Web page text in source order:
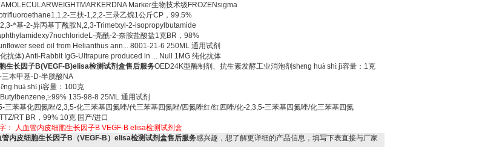
Marker生物技术级 FROZENsigma
三扶-1,2,2-三录乙烷1公斤CP ， 99.5%
*基-2-异丙基丁酰胺N,2,3-Trimetxyl-2-isopropylbutamide
亮酰-2-奈胺盐酸盐1克BR ， 98%
seed oil from Helianthus ann... 8001-21-6 250ML 通用试剂
抗体) Anti-Rabbit IgG-Ultrapure produced in ... Null 1MG 纯化抗体
生长因子B(VEGF-B)elisa检测试剂盒售后服务OED24K型酶制剂、抗生素发酵工业消泡剂 shēng huà shì jì容量： 1克
三本甲基-D-半胱酸 NA
ēng huà shì jì容量： 100克
≥99% 135-98-8 25ML 通用试剂
三苯基化四氮唑/2,3,5-化三苯基四氮唑/代三苯基四氮唑/四氮唑红/红四唑/化-2,3,5-三苯基四氮唑/化三苯基四氮
RT BR ， 99% 10克 国产/进口
：
人血管内皮细胞生长因子B VEGF-B elisa检测试剂盒
管内皮细胞生长因子B（VEGF-B）elisa检测试剂盒售后服务感兴趣，想了解更详细的产品信息，填写下表直接与厂家